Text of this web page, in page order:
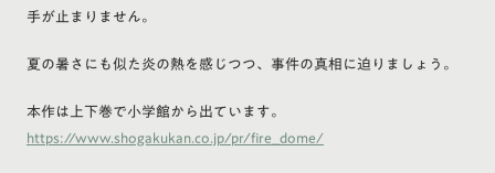
手が止まりません。
夏の暑さにも似た炎の熱を感じつつ、事件の真相に迫りましょう。
本作は上下巻で小学館から出ています。
https://www.shogakukan.co.jp/pr/fire_dome/